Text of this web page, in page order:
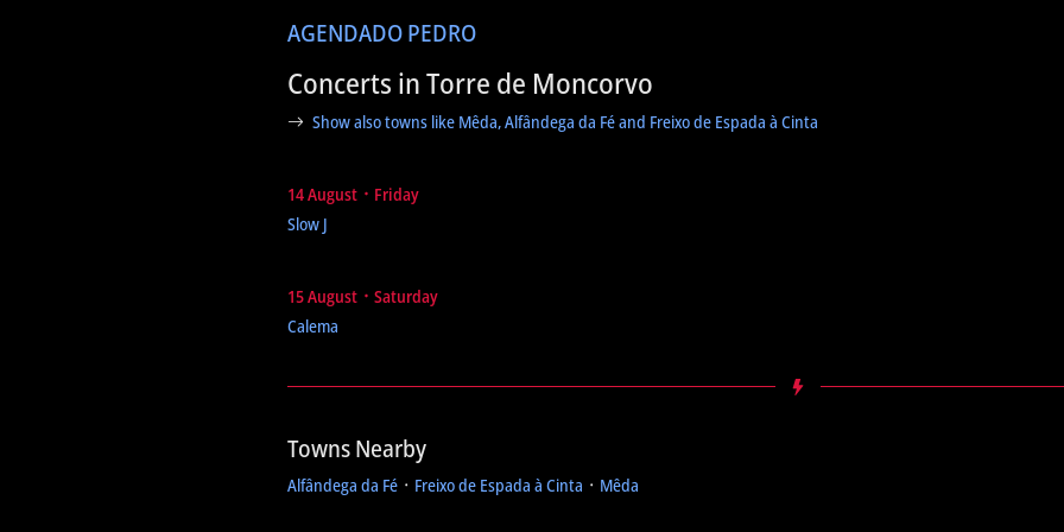
AGENDADO PEDRO
Concerts in Torre de Moncorvo
Show also towns like Mêda, Alfândega da Fé and Freixo de Espada à Cinta
14 August ᛫ Friday
Slow J
15 August ᛫ Saturday
Calema
Towns Nearby
Alfândega da Fé ᛫ Freixo de Espada à Cinta ᛫ Mêda